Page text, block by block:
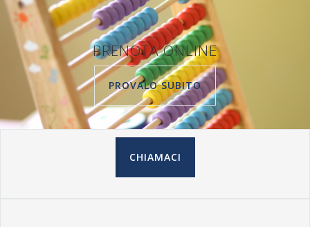
PRENOTA ONLINE
PROVALO SUBITO
CHIAMACI